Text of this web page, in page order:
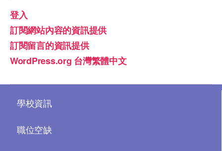
登入
訂閱網站內容的資訊提供
訂閱留言的資訊提供
WordPress.org 台灣繁體中文
學校資訊
職位空缺